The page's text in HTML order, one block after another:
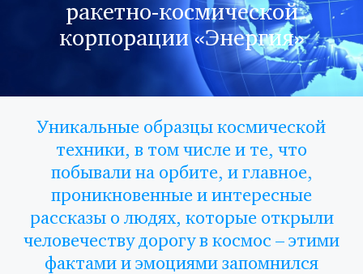
ракетно-космической
корпорации «Энергия»
Уникальные образцы космической
техники, в том числе и те, что
побывали на орбите, и главное,
проникновенные и интересные
рассказы о людях, которые открыли
человечеству дорогу в космос – этими
фактами и эмоциями запомнился